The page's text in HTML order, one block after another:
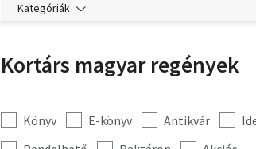
Kategóriák
Kortárs magyar regények
Kategória
szűrés
Könyv E-könyv Antikvár
További